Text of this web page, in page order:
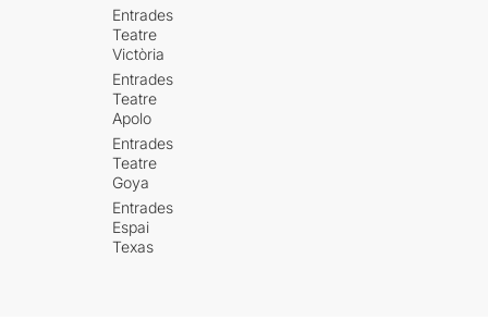
Entrades
Teatre
Victòria
Entrades
Teatre
Apolo
Entrades
Teatre
Goya
Entrades
Espai
Texas